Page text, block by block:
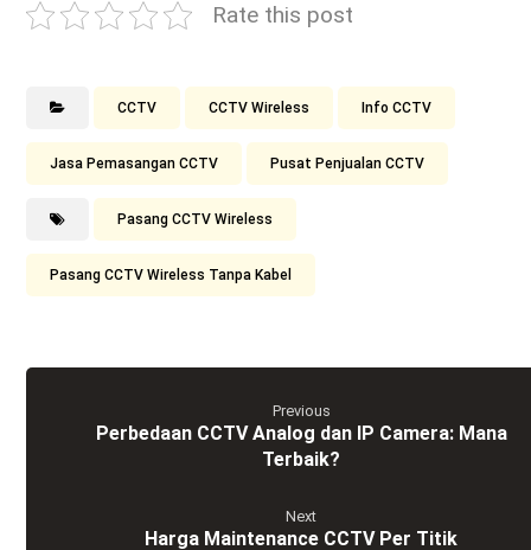
Rate this post
CCTV CCTV Wireless Info CCTV
Jasa Pemasangan CCTV Pusat Penjualan CCTV
Pasang CCTV Wireless
Pasang CCTV Wireless Tanpa Kabel
Previous
Perbedaan CCTV Analog dan IP Camera: Mana
Terbaik?
Next
Harga Maintenance CCTV Per Titik